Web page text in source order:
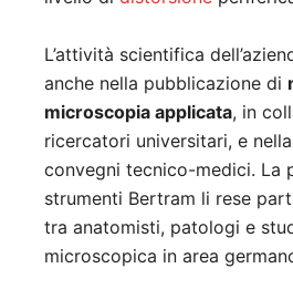
L’attività scientifica
anche nella pubblicazione di
microscopia applicata, in
ricercatori universitari, e
convegni tecnico-medici. La
strumenti Bertram li rese
tra anatomisti, patologi e
microscopica in area